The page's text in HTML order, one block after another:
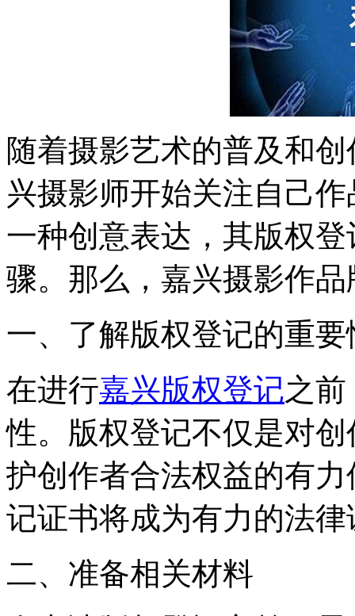
随着摄影艺术的普及和
兴摄影师开始关注自己
一种创意表达，其版权
骤。那么，嘉兴摄影作
一、了解版权登记的重要
在进行嘉兴版权登记之
性。版权登记不仅是对
护创作者合法权益的有
记证书将成为有力的法律
二、准备相关材料